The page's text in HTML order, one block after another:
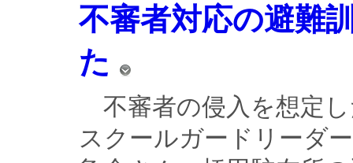
不審者対応の避難
た
不審者の侵入を想定
スクールガードリーダ